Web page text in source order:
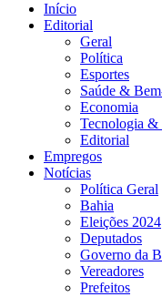
Início
Editorial
Geral
Política
Esportes
Saúde &
Economia
Tecnologia &
Editorial
Empregos
Notícias
Política Geral
Bahia
Eleições 2024
Deputados
Governo da
Vereadores
Prefeitos